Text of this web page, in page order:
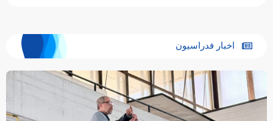
اخبار فدراسیون